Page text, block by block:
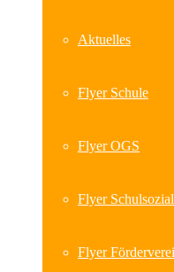
Aktuelles
Flyer Schule
Flyer OGS
Flyer
Flyer